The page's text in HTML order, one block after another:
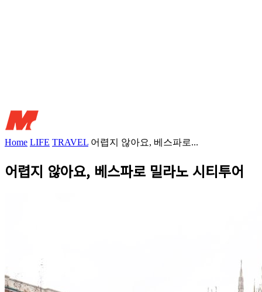
Home LIFE TRAVEL 어렵지 않아요, 베스파로...
어렵지 않아요, 베스파로 밀라노 시티투어